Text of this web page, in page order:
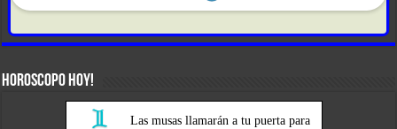
HOROSCOPO HOY!